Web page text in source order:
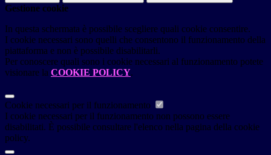
Gestione cookie
In questa schermata è possibile scegliere quali cookie consentire.
I cookie necessari sono quelli che consentono il funzionamento della
piattaforma e non è possibile disabilitarli.
Per conoscere quali sono i cookie necessari al funzionamento potete
visionare la COOKIE POLICY.
Cookie necessari per il funzionamento
I cookie necessari per il funzionamento non possono essere
disabilitati. È possibile consultare l'elenco nella pagina della cookie
policy.